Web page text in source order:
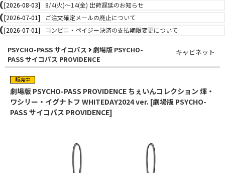
[2026-08-03]
8/4(火)～14(金) 出荷遅延のお知らせ
[2026-07-01]
ご注文確定メールの廃止について
[2026-07-01]
コンビニ・ペイジー決済の支払期限変更について
PSYCHO-PASS サイコパス
劇場版 PSYCHO-
PASS サイコパス PROVIDENCE
キャビネット
劇場版 PSYCHO-PASS PROVIDENCE ちぇいんコレクション 煇・
ワシリー・イグナトフ WHITEDAY2024 ver. [劇場版 PSYCHO-
PASS サイコパス PROVIDENCE]